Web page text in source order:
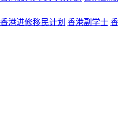
香港进修移民计划 香港副学士